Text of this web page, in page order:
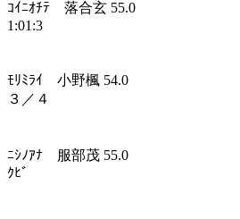
ｺｲﾆｵﾁﾃ 落合玄 55.0
1:01:3
ﾓﾘﾐﾗｲ 小野楓 54.0
３／４
ﾆｼﾉｱﾅ 服部茂 55.0
ｸﾋﾞ